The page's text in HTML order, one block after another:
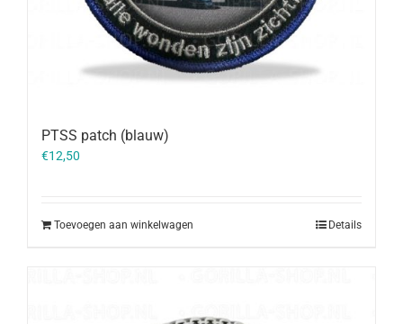
PTSS patch (blauw)
€12,50
Toevoegen aan winkelwagen Details